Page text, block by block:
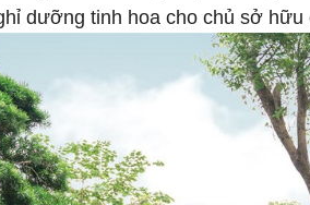
dưỡng tinh hoa cho chủ sở hữu